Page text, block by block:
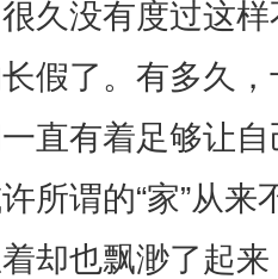
久没有度过这
假了。有多久
直有着足够让
所谓的“家”从
却也飘渺了起